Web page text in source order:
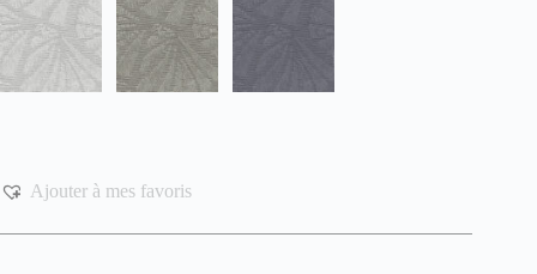
Ajouter à mes favoris